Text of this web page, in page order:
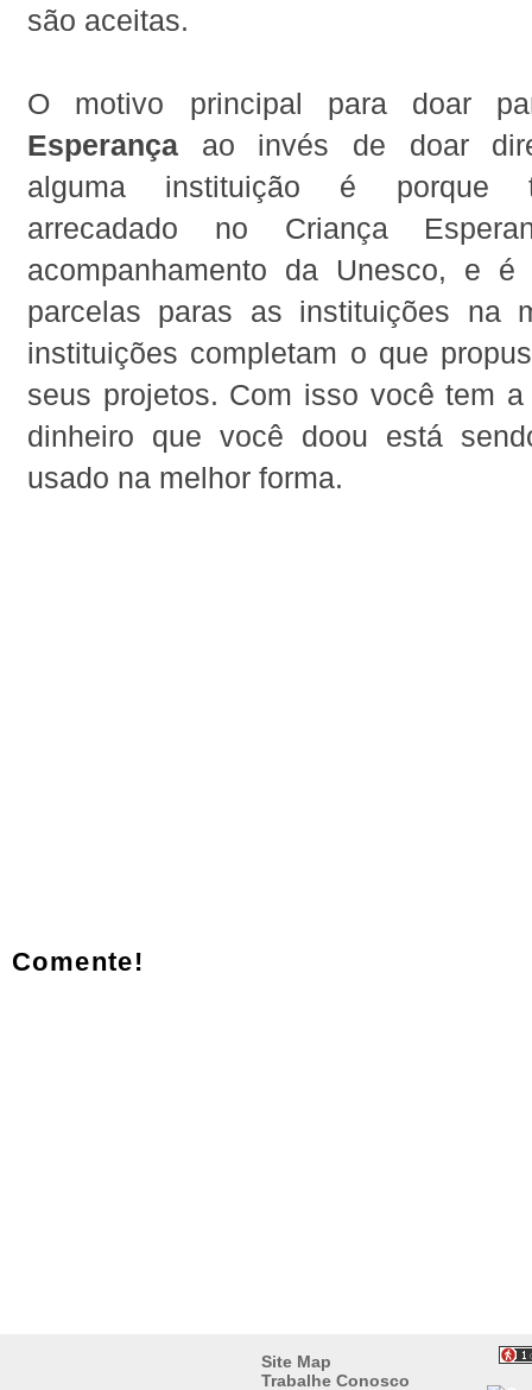
são aceitas.
O motivo principal para doar
Esperança ao invés de doar
alguma instituição é porque
arrecadado no Criança
acompanhamento da Unesco, e é
parcelas paras as instituições na
instituições completam o que
seus projetos. Com isso você tem
dinheiro que você doou está
usado na melhor forma.
Comente!
Site Map
Trabalhe Conosco